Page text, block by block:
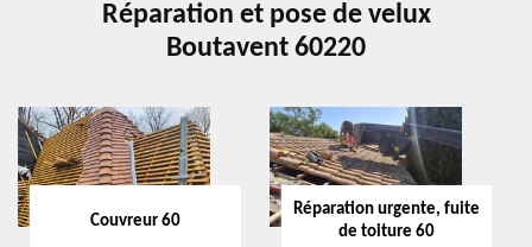
Réparation et pose de velux
Boutavent 60220
Couvreur 60
Réparation urgente, fuite
de toiture 60